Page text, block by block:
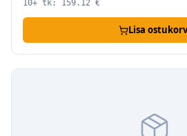
10+ tk: 159.12 €
Lisa